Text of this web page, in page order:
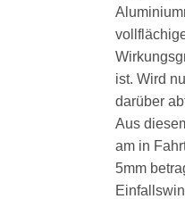
ist. Wird
darüber
Aus
am in
5mm